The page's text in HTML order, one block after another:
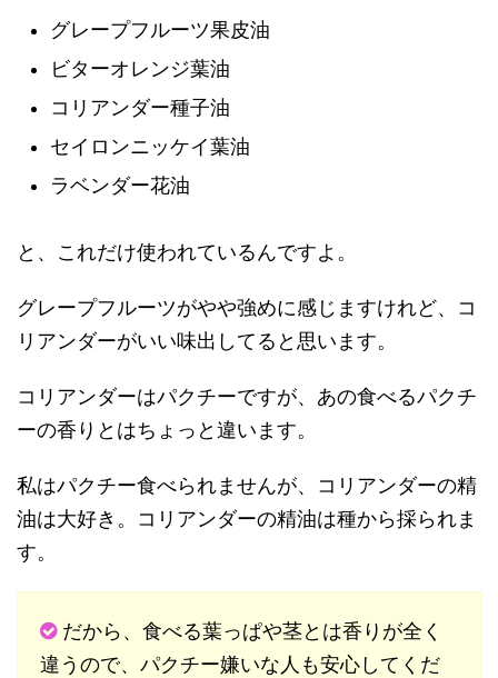
グレープフルーツ果皮油
ビターオレンジ葉油
コリアンダー種子油
セイロンニッケイ葉油
ラベンダー花油
と、これだけ使われているんですよ。
グレープフルーツがやや強めに感じますけれど、コ
リアンダーがいい味出してると思います。
コリアンダーはパクチーですが、あの食べるパクチ
ーの香りとはちょっと違います。
私はパクチー食べられませんが、コリアンダーの精
油は大好き。コリアンダーの精油は種から採られま
す。
だから、食べる葉っぱや茎とは香りが全く
違うので、パクチー嫌いな人も安心してくだ